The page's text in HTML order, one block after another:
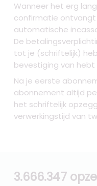
Wanneer het erg
confirmatie ontvangt
automatische
De
tot je (schriftelijk)
bevestiging van
Na je eerste
abonnement altijd
het schriftelijk
verwerkingstijd van
3.666.347